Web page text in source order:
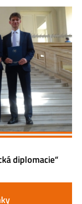
diplomacie“